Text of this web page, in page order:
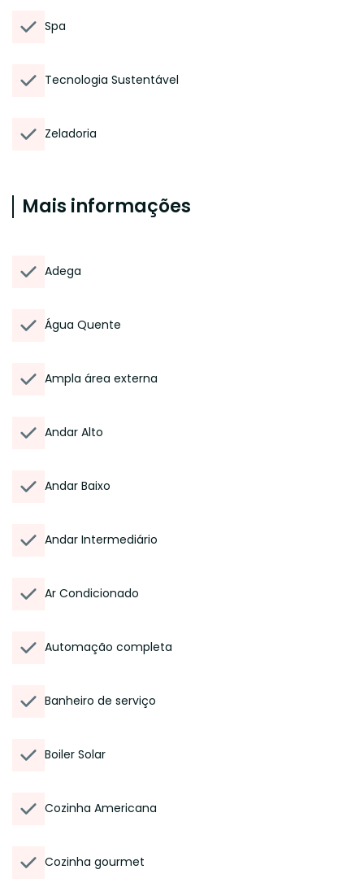
Spa
Tecnologia Sustentável
Zeladoria
Mais informações
Adega
Água Quente
Ampla área externa
Andar Alto
Andar Baixo
Andar Intermediário
Ar Condicionado
Automação completa
Banheiro de serviço
Boiler Solar
Cozinha Americana
Cozinha gourmet